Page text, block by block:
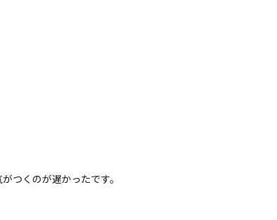
つくのが遅かったです。